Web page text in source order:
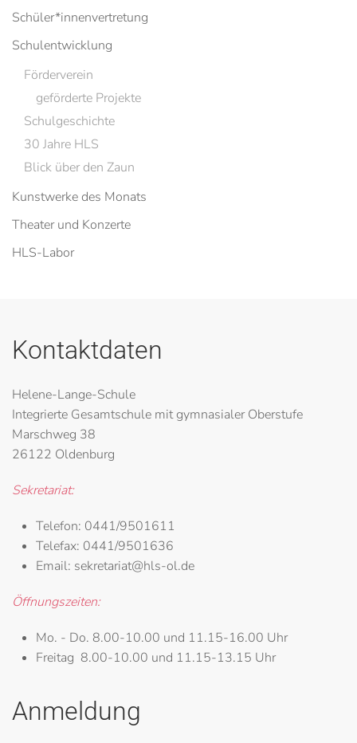
Schüler*innenvertretung
Schulentwicklung
Förderverein
geförderte Projekte
Schulgeschichte
30 Jahre HLS
Blick über den Zaun
Kunstwerke des Monats
Theater und Konzerte
HLS-Labor
Kontaktdaten
Helene-Lange-Schule
Integrierte Gesamtschule mit gymnasialer Oberstufe
Marschweg 38
26122 Oldenburg
Sekretariat:
Telefon: 0441/9501611
Telefax: 0441/9501636
Email: sekretariat@hls-ol.de
Öffnungszeiten:
Mo. - Do. 8.00-10.00 und 11.15-16.00 Uhr
Freitag 8.00-10.00 und 11.15-13.15 Uhr
Anmeldung